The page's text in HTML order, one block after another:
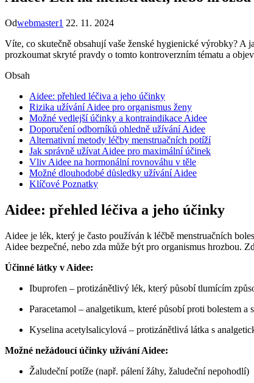
Odwebmaster1 22. 11. 2024
Víte, co skutečně obsahují vaše ženské hygienické výrobky? A
prozkoumat skryté pravdy o tomto kontroverzním tématu a
Obsah
Aidee: přehled léčiva a jeho účinky
Rizika užívání Aidee pro organismus ženy
Možné vedlejší účinky a kontraindikace Aidee
Doporučení odborníků ohledně užívání Aidee
Alternativní metody léčby menstruačních potíží
Jak správně užívat Aidee pro maximální účinek
Vliv Aidee na hormonální rovnováhu v těle
Možné dlouhodobé důsledky užívání Aidee
Klíčové Poznatky
Aidee: přehled léčiva a jeho účinky
Aidee je lék, který je často používán k léčbě menstruačních
Aidee bezpečné, nebo zda může být pro organismus hrozbou.
Účinné látky v Aidee:
Ibuprofen – protizánětlivý lék, který působí tlumícím
Paracetamol – analgetikum, které působí proti bolestem a
Kyselina acetylsalicylová – protizánětlivá látka s
Možné nežádoucí účinky užívání Aidee:
Žaludeční potíže (např. pálení žáhy, žaludeční nepohodlí)